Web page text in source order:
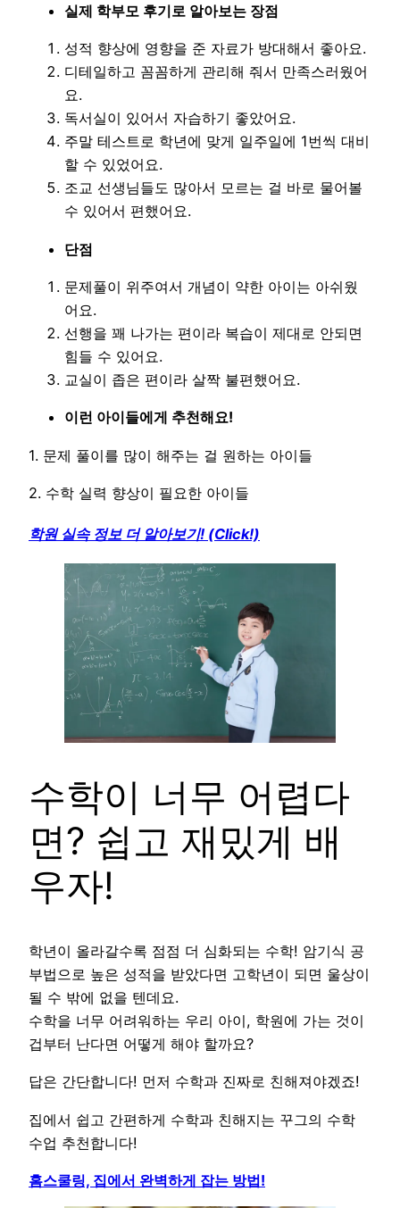
실제 학부모 후기로 알아보는 장점
성적 향상에 영향을 준 자료가 방대해서 좋아요.
디테일하고 꼼꼼하게 관리해 줘서 만족스러웠어
요.
독서실이 있어서 자습하기 좋았어요.
주말 테스트로 학년에 맞게 일주일에 1번씩 대비
할 수 있었어요.
조교 선생님들도 많아서 모르는 걸 바로 물어볼
수 있어서 편했어요.
단점
문제풀이 위주여서 개념이 약한 아이는 아쉬웠
어요.
선행을 꽤 나가는 편이라 복습이 제대로 안되면
힘들 수 있어요.
교실이 좁은 편이라 살짝 불편했어요.
이런 아이들에게 추천해요!
1. 문제 풀이를 많이 해주는 걸 원하는 아이들
2. 수학 실력 향상이 필요한 아이들
학원 실속 정보 더 알아보기! (Click!)
수학이 너무 어렵다
면? 쉽고 재밌게 배
우자!
학년이 올라갈수록 점점 더 심화되는 수학! 암기식 공
부법으로 높은 성적을 받았다면 고학년이 되면 울상이
될 수 밖에 없을 텐데요.
수학을 너무 어려워하는 우리 아이, 학원에 가는 것이
겁부터 난다면 어떻게 해야 할까요?
답은 간단합니다! 먼저 수학과 진짜로 친해져야겠죠!
집에서 쉽고 간편하게 수학과 친해지는 꾸그의 수학
수업 추천합니다!
홈스쿨링, 집에서 완벽하게 잡는 방법!